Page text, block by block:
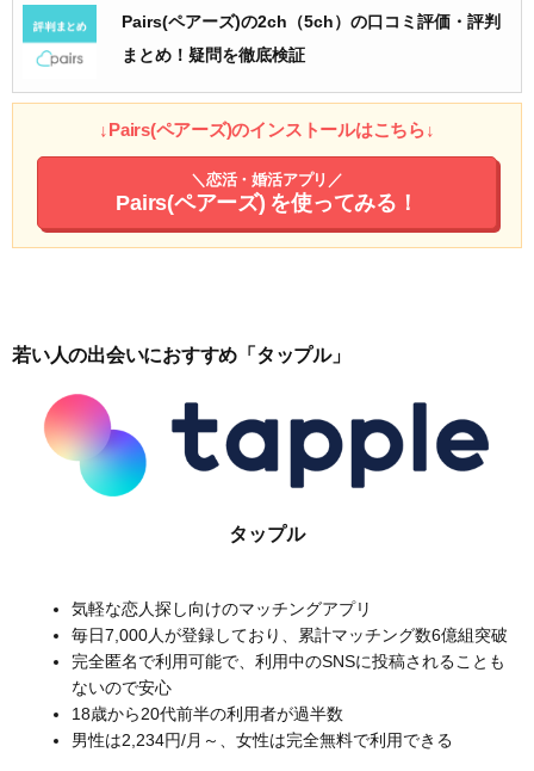
Pairs(ペアーズ)の2ch（5ch）の口コミ評価・評判
まとめ！疑問を徹底検証
↓Pairs(ペアーズ)のインストールはこちら↓
＼恋活・婚活アプリ／
Pairs(ペアーズ) を使ってみる！
若い人の出会いにおすすめ「タップル」
タップル
気軽な恋人探し向けのマッチングアプリ
毎日7,000人が登録しており、累計マッチング数6億組突破
完全匿名で利用可能で、利用中のSNSに投稿されることも
ないので安心
18歳から20代前半の利用者が過半数
男性は2,234円/月～、女性は完全無料で利用できる